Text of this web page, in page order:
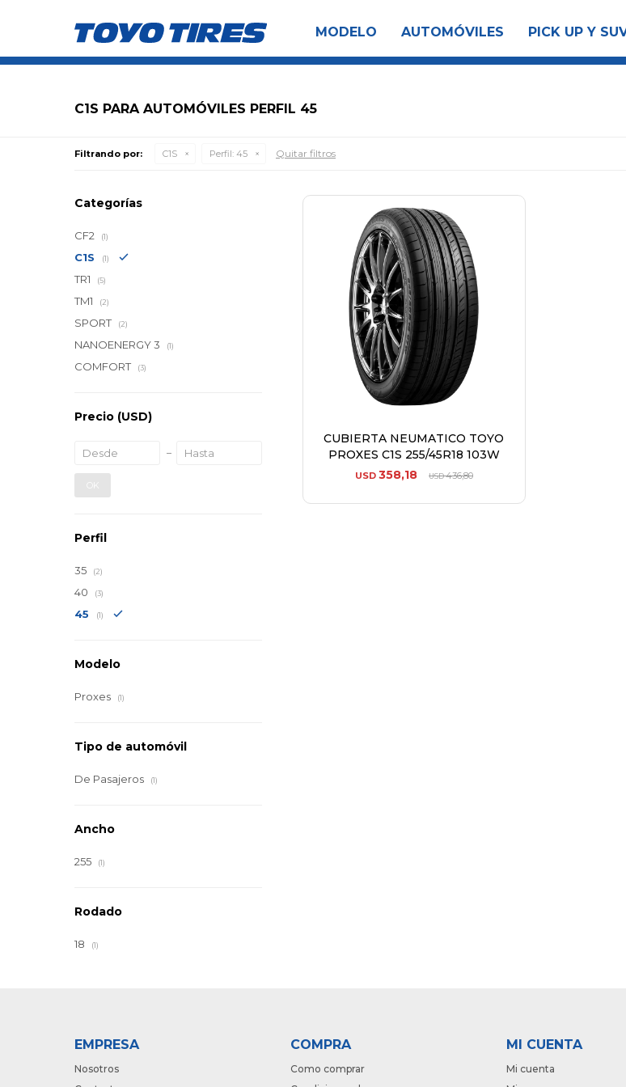
MODELO AUTOMÓVILES PICK UP Y
C1S PARA AUTOMÓVILES PERFIL 45
Filtrando por: C1S Perfil: 45 Quitar filtros
CUBIERTA NEUMATICO TOYO
PROXES C1S 255/45R18 103W
USD 358,18 USD436,80
Categorías
CF2 (1)
C1S (1)
TR1 (5)
TM1 (2)
SPORT (2)
NANOENERGY 3 (1)
COMFORT (3)
Precio (USD)
OK
Perfil
35 (2)
40 (3)
45 (1)
Modelo
Proxes (1)
Tipo de automóvil
De Pasajeros (1)
Ancho
255 (1)
Rodado
18 (1)
EMPRESA
Nosotros
COMPRA
Como comprar
MI CUENTA
Mi cuenta